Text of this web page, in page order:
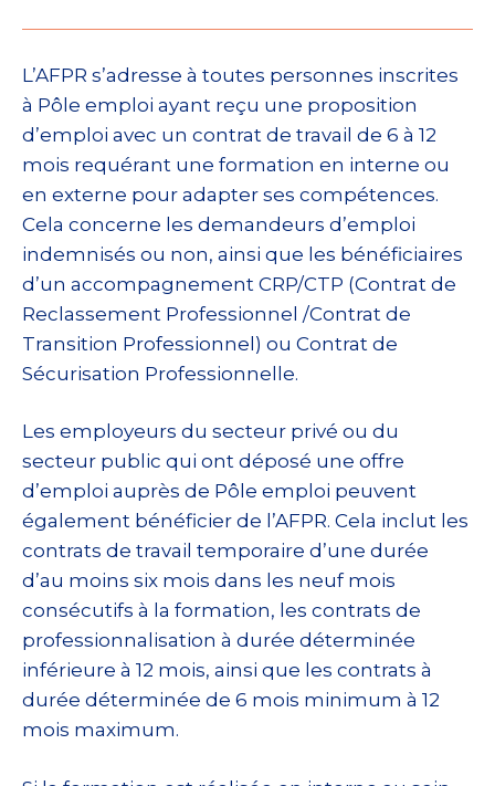
L’AFPR s’adresse à toutes personnes inscrites
à Pôle emploi ayant reçu une proposition
d’emploi avec un contrat de travail de 6 à 12
mois requérant une formation en interne ou
en externe pour adapter ses compétences.
Cela concerne les demandeurs d’emploi
indemnisés ou non, ainsi que les bénéficiaires
d’un accompagnement CRP/CTP (Contrat de
Reclassement Professionnel /Contrat de
Transition Professionnel) ou Contrat de
Sécurisation Professionnelle.
Les employeurs du secteur privé ou du
secteur public qui ont déposé une offre
d’emploi auprès de Pôle emploi peuvent
également bénéficier de l’AFPR. Cela inclut les
contrats de travail temporaire d’une durée
d’au moins six mois dans les neuf mois
consécutifs à la formation, les contrats de
professionnalisation à durée déterminée
inférieure à 12 mois, ainsi que les contrats à
durée déterminée de 6 mois minimum à 12
mois maximum.